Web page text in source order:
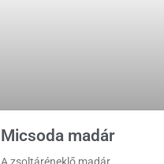
Micsoda madár